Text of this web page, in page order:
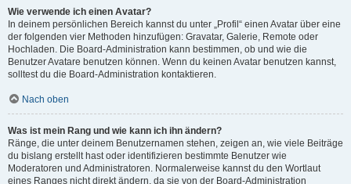
Wie verwende ich einen Avatar?
In deinem persönlichen Bereich kannst du unter „Profil“ einen Avatar über eine
der folgenden vier Methoden hinzufügen: Gravatar, Galerie, Remote oder
Hochladen. Die Board-Administration kann bestimmen, ob und wie die
Benutzer Avatare benutzen können. Wenn du keinen Avatar benutzen kannst,
solltest du die Board-Administration kontaktieren.
Nach oben
Was ist mein Rang und wie kann ich ihn ändern?
Ränge, die unter deinem Benutzernamen stehen, zeigen an, wie viele Beiträge
du bislang erstellt hast oder identifizieren bestimmte Benutzer wie
Moderatoren und Administratoren. Normalerweise kannst du den Wortlaut
eines Ranges nicht direkt ändern, da sie von der Board-Administration